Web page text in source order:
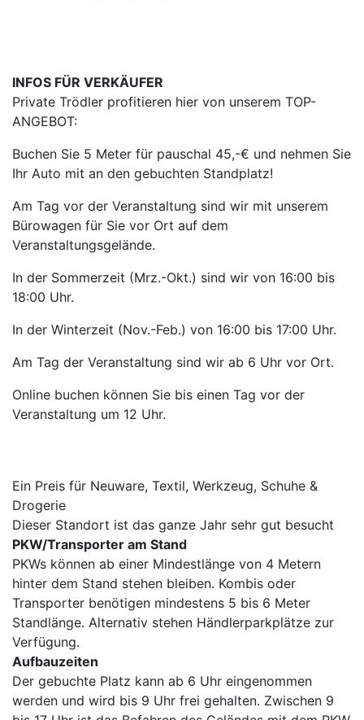
INFOS FÜR VERKÄUFER
Private Trödler profitieren hier von unserem TOP-
ANGEBOT:
Buchen Sie 5 Meter für pauschal 45,-€ und nehmen Sie
Ihr Auto mit an den gebuchten Standplatz!
Am Tag vor der Veranstaltung sind wir mit unserem
Bürowagen für Sie vor Ort auf dem
Veranstaltungsgelände.
In der Sommerzeit (Mrz.-Okt.) sind wir von 16:00 bis
18:00 Uhr.
In der Winterzeit (Nov.-Feb.) von 16:00 bis 17:00 Uhr.
Am Tag der Veranstaltung sind wir ab 6 Uhr vor Ort.
Online buchen können Sie bis einen Tag vor der
Veranstaltung um 12 Uhr.
Ein Preis für Neuware, Textil, Werkzeug, Schuhe &
Drogerie
Dieser Standort ist das ganze Jahr sehr gut besucht
PKW/Transporter am Stand
PKWs können ab einer Mindestlänge von 4 Metern
hinter dem Stand stehen bleiben. Kombis oder
Transporter benötigen mindestens 5 bis 6 Meter
Standlänge. Alternativ stehen Händlerparkplätze zur
Verfügung.
Aufbauzeiten
Der gebuchte Platz kann ab 6 Uhr eingenommen
werden und wird bis 9 Uhr frei gehalten. Zwischen 9